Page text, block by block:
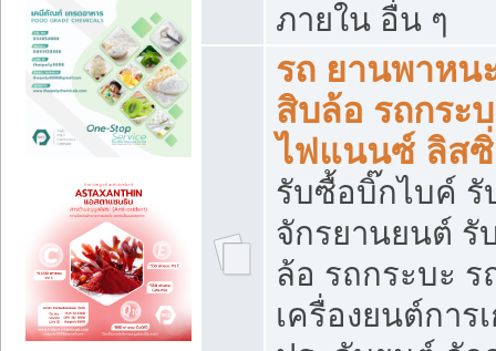
ภายใน อื่น ๆ
รถ ยานพาหน
สิบล้อ รถกระ
ไฟแนนซ์ ลิส
รับซื้อบิ๊กไบค์
จักรยานยนต์ รั
ล้อ รถกระบะ
เครื่องยนต์การ